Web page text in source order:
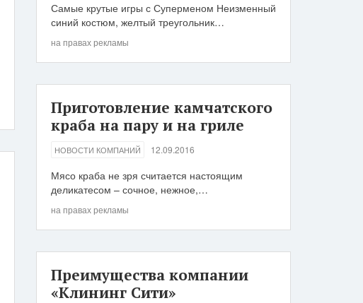
Самые крутые игры с Суперменом Неизменный
синий костюм, желтый треугольник…
на правах рекламы
Приготовление камчатского
краба на пару и на гриле
НОВОСТИ КОМПАНИЙ 12.09.2016
Мясо краба не зря считается настоящим
деликатесом – сочное, нежное,…
на правах рекламы
Преимущества компании
«Клининг Сити»